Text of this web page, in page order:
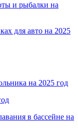
и рыбалки на
для авто на 2025
на 2025 год
в бассейне на